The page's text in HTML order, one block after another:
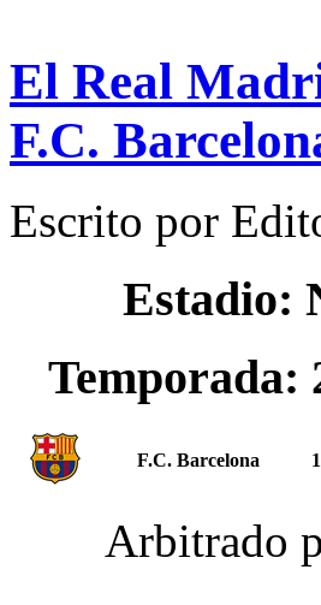
El Real
F.C.
Escrito por
Estadio:
Temporada:
F.C. Barcelona
Arbitrado